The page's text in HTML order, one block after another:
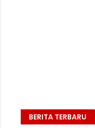
BERITA TERBARU